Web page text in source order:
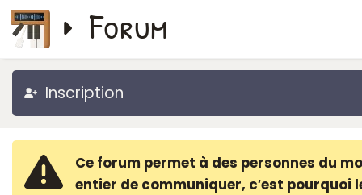
Forum
Inscription
Ce forum permet à des personnes du
entier de communiquer, c′est pourquoi